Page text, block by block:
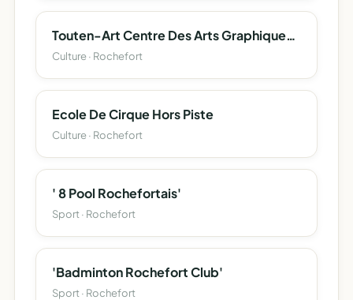
Touten-Art Centre Des Arts Graphiques Et Decoratifs De Rochefort
Culture · Rochefort
Ecole De Cirque Hors Piste
Culture · Rochefort
' 8 Pool Rochefortais'
Sport · Rochefort
'Badminton Rochefort Club'
Sport · Rochefort